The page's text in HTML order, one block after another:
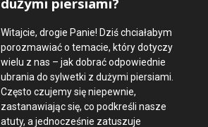
dużymi piersiami?
Witajcie, drogie Panie! Dziś chciałabym
porozmawiać o temacie, który dotyczy
wielu z nas – jak dobrać odpowiednie
ubrania do sylwetki z dużymi piersiami.
Często czujemy się niepewnie,
zastanawiając się, co podkreśli nasze
atuty, a jednocześnie zatuszuje